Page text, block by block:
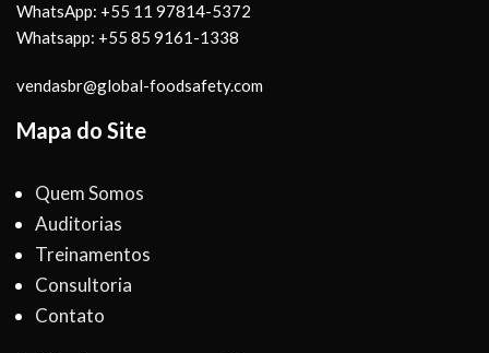
WhatsApp: +55 11 97814-5372
Whatsapp: +55 85 9161-1338
vendasbr@global-foodsafety.com
Mapa do Site
Quem Somos
Auditorias
Treinamentos
Consultoria
Contato